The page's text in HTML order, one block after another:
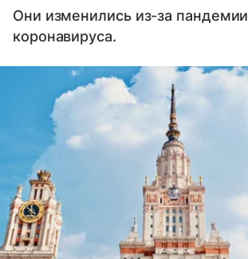
Они изменились из-за пандемии
коронавируса.